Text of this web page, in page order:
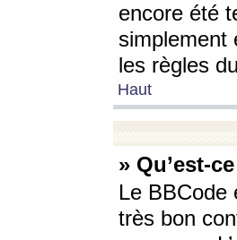
encore été
simplement
les règles
Haut
» Qu’est-
Le BBCode
très bon